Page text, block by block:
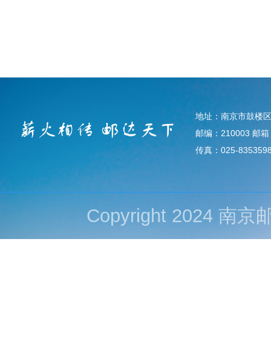
地址：南京市鼓楼
邮编：210003 邮
传真：025-
Copyright 2024 南京